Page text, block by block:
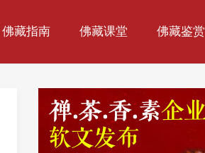
佛藏指南 佛藏课堂 佛藏鉴赏